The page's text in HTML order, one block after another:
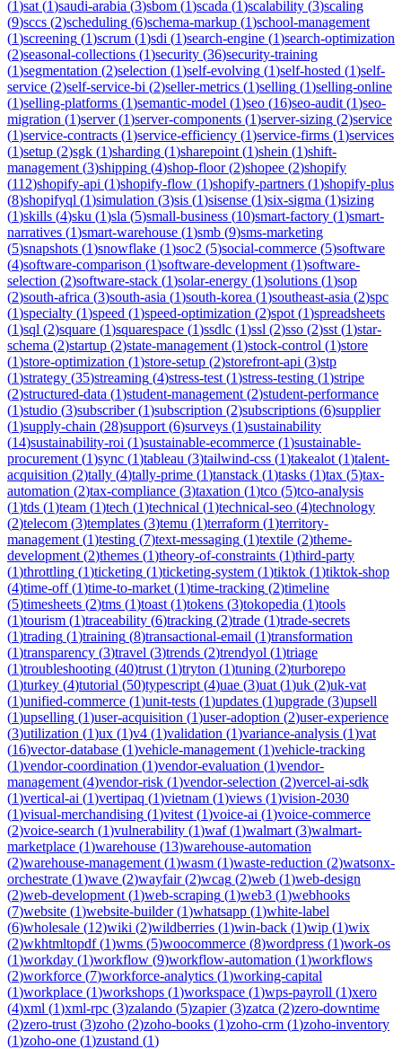
(1)sat (1)saudi-arabia (3)sbom (1)scada (1)scalability (3)scaling
(9)sccs (2)scheduling (6)schema-markup (1)school-management
(1)screening (1)scrum (1)sdi (1)search-engine (1)search-optimization
(2)seasonal-collections (1)security (36)security-training
(1)segmentation (2)selection (1)self-evolving (1)self-hosted (1)self-
service (2)self-service-bi (2)seller-metrics (1)selling (1)selling-online
(1)selling-platforms (1)semantic-model (1)seo (16)seo-audit (1)seo-
migration (1)server(1)server-components (1)server-sizing (2)service
(1)service-contracts (1)service-efficiency (1)service-firms (1)services
(1)setup (2)sgk (1)sharding (1)sharepoint (1)shein (1)shift-
management (3)shipping (4)shop-floor(2)shopee (2)shopify
(112)shopify-api (1)shopify-flow (1)shopify-partners (1)shopify-plus
(8)shopifyql (1)simulation (3)sis (1)sisense (1)six-sigma (1)sizing
(1)skills (4)sku (1)sla (5)small-business (10)smart-factory (1)smart-
narratives (1)smart-warehouse (1)smb (9)sms-marketing
(5)snapshots (1)snowflake (1)soc2 (5)social-commerce (5)software
(4)software-comparison (1)software-development (1)software-
selection (2)software-stack (1)solar-energy (1)solutions (1)sop
(2)south-africa (3)south-asia (1)south-korea (1)southeast-asia (2)spc
(1)specialty (1)speed (1)speed-optimization (2)spot (1)spreadsheets
(1)sql (2)square (1)squarespace (1)ssdlc (1)ssl (2)sso (2)sst (1)star-
schema (2)startup (2)state-management (1)stock-control (1)store
(1)store-optimization (1)store-setup (2)storefront-api (3)stp
(1)strategy (35)streaming (4)stress-test (1)stress-testing (1)stripe
(2)structured-data (1)student-management (2)student-performance
(1)studio (3)subscriber(1)subscription (2)subscriptions (6)supplier
(1)supply-chain (28)support (6)surveys (1)sustainability
(14)sustainability-roi (1)sustainable-ecommerce (1)sustainable-
procurement (1)sync (1)tableau (3)tailwind-css (1)takealot (1)talent-
acquisition (2)tally (4)tally-prime (1)tanstack (1)tasks (1)tax (5)tax-
automation (2)tax-compliance (3)taxation (1)tco (5)tco-analysis
(1)tds (1)team (1)tech (1)technical (1)technical-seo (4)technology
(2)telecom (3)templates (3)temu (1)terraform (1)territory-
management (1)testing (7)text-messaging (1)textile (2)theme-
development (2)themes (1)theory-of-constraints (1)third-party
(1)throttling (1)ticketing (1)ticketing-system (1)tiktok (1)tiktok-shop
(4)time-off(1)time-to-market (1)time-tracking (2)timeline
(5)timesheets (2)tms (1)toast (1)tokens (3)tokopedia (1)tools
(1)tourism (1)traceability (6)tracking (2)trade (1)trade-secrets
(1)trading (1)training (8)transactional-email (1)transformation
(1)transparency (3)travel (3)trends (2)trendyol (1)triage
(1)troubleshooting (40)trust (1)tryton (1)tuning (2)turborepo
(1)turkey (4)tutorial (50)typescript (4)uae (3)uat (1)uk (2)uk-vat
(1)unified-commerce (1)unit-tests (1)updates (1)upgrade (3)upsell
(1)upselling (1)user-acquisition (1)user-adoption (2)user-experience
(3)utilization (1)ux (1)v4 (1)validation (1)variance-analysis (1)vat
(16)vector-database (1)vehicle-management (1)vehicle-tracking
(1)vendor-coordination (1)vendor-evaluation (1)vendor-
management (4)vendor-risk (1)vendor-selection (2)vercel-ai-sdk
(1)vertical-ai (1)vertipaq (1)vietnam (1)views (1)vision-2030
(1)visual-merchandising (1)vitest (1)voice-ai (1)voice-commerce
(2)voice-search (1)vulnerability (1)waf(1)walmart (3)walmart-
marketplace (1)warehouse (13)warehouse-automation
(2)warehouse-management (1)wasm (1)waste-reduction (2)watsonx-
orchestrate (1)wave (2)wayfair(2)wcag (2)web (1)web-design
(2)web-development (1)web-scraping (1)web3 (1)webhooks
(7)website (1)website-builder(1)whatsapp (1)white-label
(6)wholesale (12)wiki (2)wildberries (1)win-back (1)wip (1)wix
(2)wkhtmltopdf(1)wms (5)woocommerce (8)wordpress (1)work-os
(1)workday (1)workflow (9)workflow-automation (1)workflows
(2)workforce (7)workforce-analytics (1)working-capital
(1)workplace (1)workshops (1)workspace (1)wps-payroll (1)xero
(4)xml (1)xml-rpc (3)zalando (5)zapier(3)zatca (2)zero-downtime
(2)zero-trust (3)zoho (2)zoho-books (1)zoho-crm (1)zoho-inventory
(1)zoho-one (1)zustand (1)